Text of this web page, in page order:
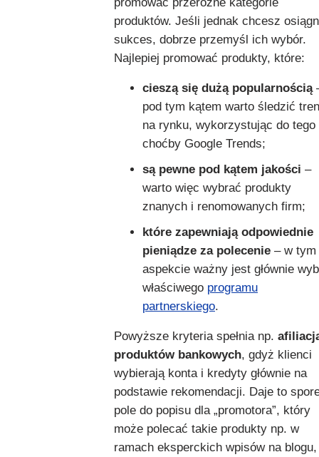
promować przeróżne kategorie
produktów. Jeśli jednak chcesz
sukces, dobrze przemyśl ich wybór.
Najlepiej promować produkty, które:
cieszą się dużą popularnością
pod tym kątem warto śledzić
na rynku, wykorzystując do tego
choćby Google Trends;
są pewne pod kątem jakości –
warto więc wybrać produkty
znanych i renomowanych firm;
które zapewniają odpowiednie
pieniądze za polecenie – w tym
aspekcie ważny jest głównie
właściwego programu
partnerskiego.
Powyższe kryteria spełnia np.
produktów bankowych, gdyż klienci
wybierają konta i kredyty głównie na
podstawie rekomendacji. Daje to
pole do popisu dla „promotora”, który
może polecać takie produkty np. w
ramach eksperckich wpisów na blogu,